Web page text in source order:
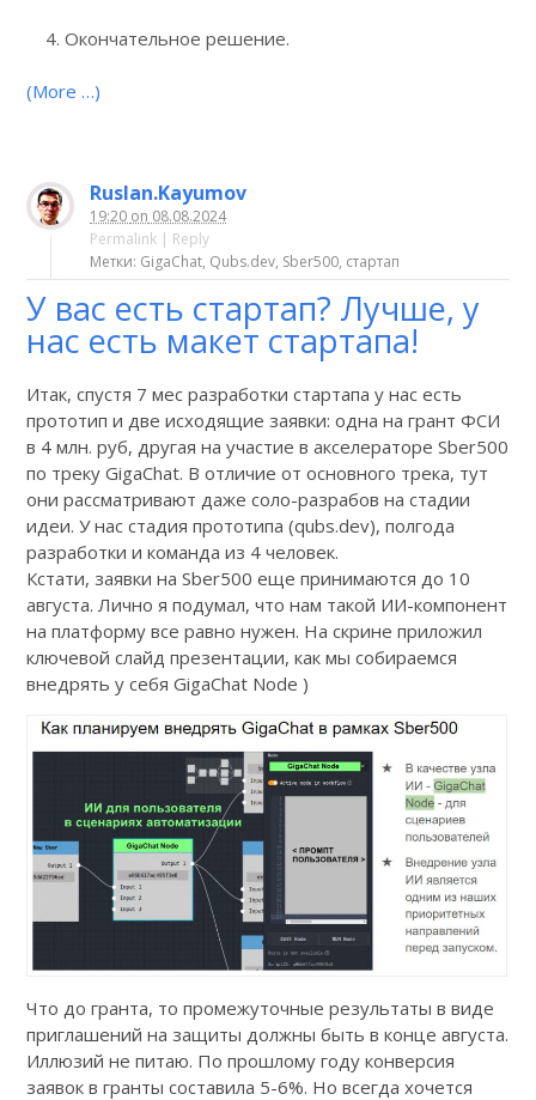
Окончательное решение.
(More …)
Ruslan.Kayumov
19:20 on 08.08.2024
Permalink | Reply
Метки: GigaChat, Qubs.dev, Sber500, стартап
У вас есть стартап? Лучше, у
нас есть макет стартапа!
Итак, спустя 7 мес разработки стартапа у нас есть
прототип и две исходящие заявки: одна на грант ФСИ
в 4 млн. руб, другая на участие в акселераторе Sber500
по треку GigaChat. В отличие от основного трека, тут
они рассматривают даже соло-разрабов на стадии
идеи. У нас стадия прототипа (qubs.dev), полгода
разработки и команда из 4 человек.
Кстати, заявки на Sber500 еще принимаются до 10
августа. Лично я подумал, что нам такой ИИ-компонент
на платформу все равно нужен. На скрине приложил
ключевой слайд презентации, как мы собираемся
внедрять у себя GigaChat Node )
Что до гранта, то промежуточные результаты в виде
приглашений на защиты должны быть в конце августа.
Иллюзий не питаю. По прошлому году конверсия
заявок в гранты составила 5-6%. Но всегда хочется